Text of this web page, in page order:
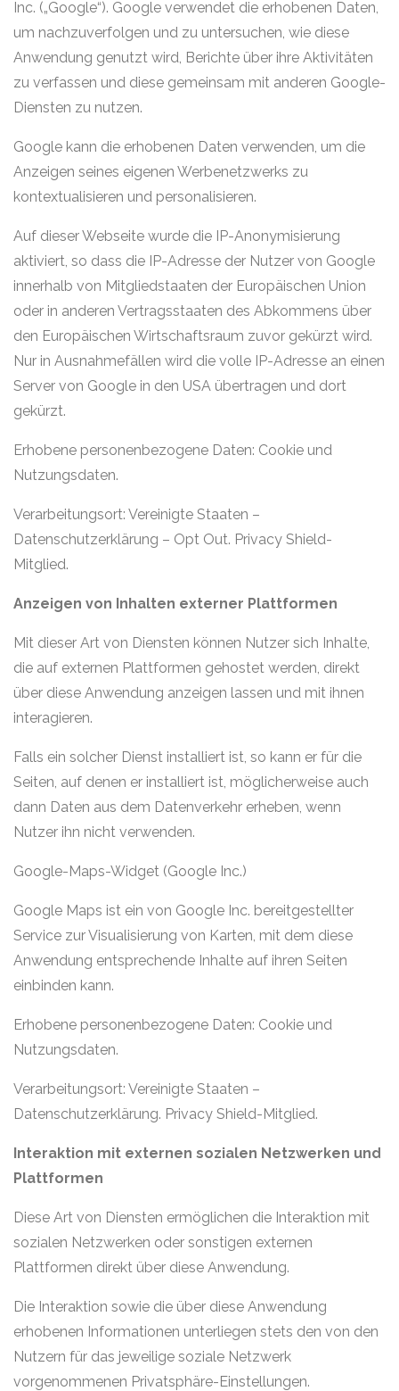
Inc. („Google“). Google verwendet die erhobenen Daten,
um nachzuverfolgen und zu untersuchen, wie diese
Anwendung genutzt wird, Berichte über ihre Aktivitäten
zu verfassen und diese gemeinsam mit anderen Google-
Diensten zu nutzen.
Google kann die erhobenen Daten verwenden, um die
Anzeigen seines eigenen Werbenetzwerks zu
kontextualisieren und personalisieren.
Auf dieser Webseite wurde die IP-Anonymisierung
aktiviert, so dass die IP-Adresse der Nutzer von Google
innerhalb von Mitgliedstaaten der Europäischen Union
oder in anderen Vertragsstaaten des Abkommens über
den Europäischen Wirtschaftsraum zuvor gekürzt wird.
Nur in Ausnahmefällen wird die volle IP-Adresse an einen
Server von Google in den USA übertragen und dort
gekürzt.
Erhobene personenbezogene Daten: Cookie und
Nutzungsdaten.
Verarbeitungsort: Vereinigte Staaten –
Datenschutzerklärung – Opt Out. Privacy Shield-
Mitglied.
Anzeigen von Inhalten externer Plattformen
Mit dieser Art von Diensten können Nutzer sich Inhalte,
die auf externen Plattformen gehostet werden, direkt
über diese Anwendung anzeigen lassen und mit ihnen
interagieren.
Falls ein solcher Dienst installiert ist, so kann er für die
Seiten, auf denen er installiert ist, möglicherweise auch
dann Daten aus dem Datenverkehr erheben, wenn
Nutzer ihn nicht verwenden.
Google-Maps-Widget (Google Inc.)
Google Maps ist ein von Google Inc. bereitgestellter
Service zur Visualisierung von Karten, mit dem diese
Anwendung entsprechende Inhalte auf ihren Seiten
einbinden kann.
Erhobene personenbezogene Daten: Cookie und
Nutzungsdaten.
Verarbeitungsort: Vereinigte Staaten –
Datenschutzerklärung. Privacy Shield-Mitglied.
Interaktion mit externen sozialen Netzwerken und
Plattformen
Diese Art von Diensten ermöglichen die Interaktion mit
sozialen Netzwerken oder sonstigen externen
Plattformen direkt über diese Anwendung.
Die Interaktion sowie die über diese Anwendung
erhobenen Informationen unterliegen stets den von den
Nutzern für das jeweilige soziale Netzwerk
vorgenommenen Privatsphäre-Einstellungen.